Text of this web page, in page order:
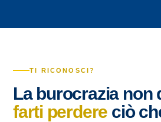
TI RICONOSCI?
La burocrazia non
farti perdere ciò